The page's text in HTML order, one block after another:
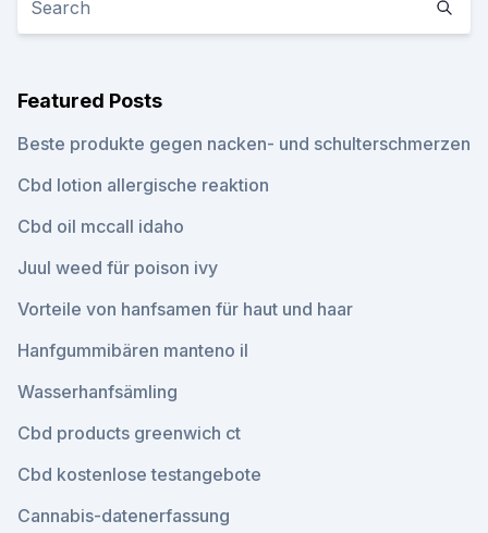
Featured Posts
Beste produkte gegen nacken- und schulterschmerzen
Cbd lotion allergische reaktion
Cbd oil mccall idaho
Juul weed für poison ivy
Vorteile von hanfsamen für haut und haar
Hanfgummibären manteno il
Wasserhanfsämling
Cbd products greenwich ct
Cbd kostenlose testangebote
Cannabis-datenerfassung